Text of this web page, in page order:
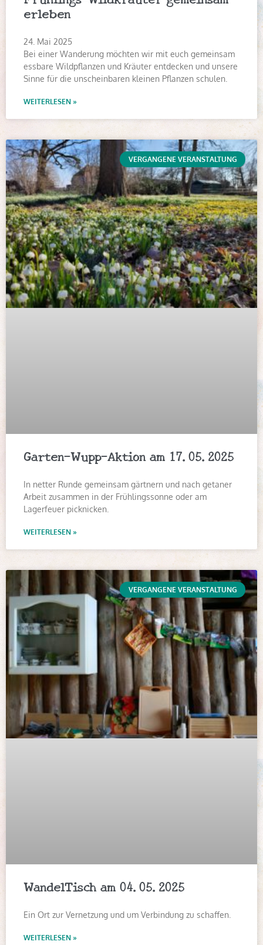
erleben
24. Mai 2025
Bei einer Wanderung möchten wir mit euch gemeinsam
essbare Wildpflanzen und Kräuter entdecken und unsere
Sinne für die unscheinbaren kleinen Pflanzen schulen.
WEITERLESEN »
VERGANGENE VERANSTALTUNG
Garten-Wupp-Aktion am 17.05.2025
In netter Runde gemeinsam gärtnern und nach getaner
Arbeit zusammen in der Frühlingssonne oder am
Lagerfeuer picknicken.
WEITERLESEN »
VERGANGENE VERANSTALTUNG
WandelTisch am 04.05.2025
Ein Ort zur Vernetzung und um Verbindung zu schaffen.
WEITERLESEN »